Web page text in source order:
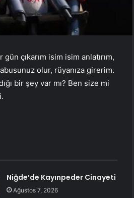
çıkarım isim isim anlatırım,
olur, rüyanıza girerim.
bir şey var mı? Ben size mi
Niğde’de Kayınpeder Cinayeti
Ağustos 7, 2026